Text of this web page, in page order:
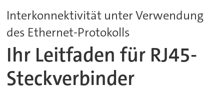
Interkonnektivität unter Verwendung
des Ethernet-Protokolls
Ihr Leitfaden für RJ45-
Steckverbinder